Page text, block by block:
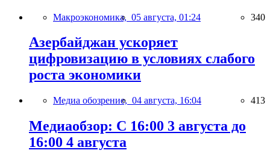
Макроэкономика, 05 августа, 01:24 340
Азербайджан ускоряет
цифровизацию в условиях слабого
роста экономики
Медиа обозрение, 04 августа, 16:04 413
Медиаобзор: С 16:00 3 августа до
16:00 4 августа